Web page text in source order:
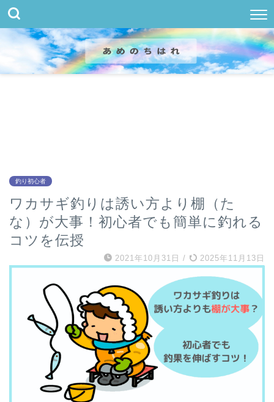
釣り初心者
ワカサギ釣りは誘い方より棚（た
な）が大事！初心者でも簡単に釣れる
コツを伝授
2021年10月31日 / 2025年11月13日